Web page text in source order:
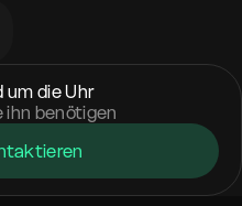
um die Uhr
ihn benötigen